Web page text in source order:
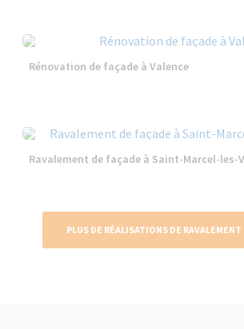
Rénovation de façade à Valence
Ravalement de façade à Saint-Marcel-les-
PLUS DE RÉALISATIONS DE RAVALEMENT